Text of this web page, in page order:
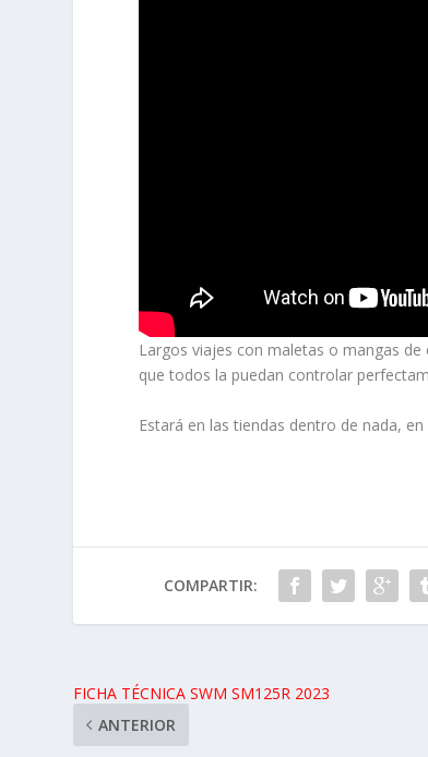
Largos viajes con maletas o mangas
que todos la puedan controlar
Estará en las tiendas dentro de nada,
COMPARTIR:
FICHA TÉCNICA SWM SM125R 2023
ANTERIOR